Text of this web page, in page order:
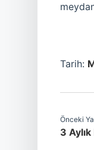
Tarih:
Önceki
3